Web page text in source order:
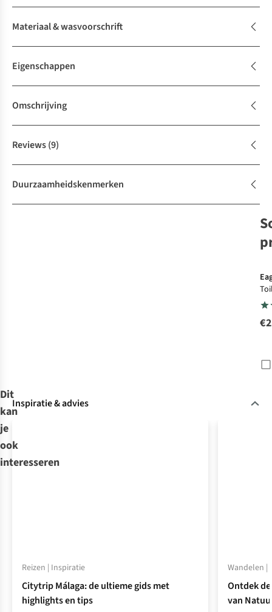
Materiaal & wasvoorschrift
Eigenschappen
Omschrijving
Reviews(9)
Duurzaamheidskenmerken
Dit
kan
je
ook
interesseren
Inspiratie & advies
Reizen | Inspiratie
Citytrip Málaga: de ultieme gids met
highlights en tips
Wandelen |
Ontdek
van